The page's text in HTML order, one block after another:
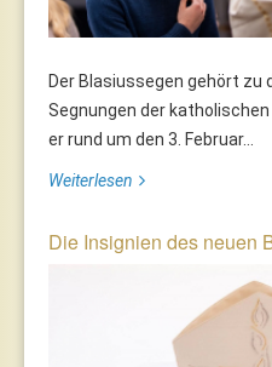
Der Blasiussegen gehört zu
Segnungen der
er rund um den 3. Februar...
Weiterlesen
Die Insignien des neuen